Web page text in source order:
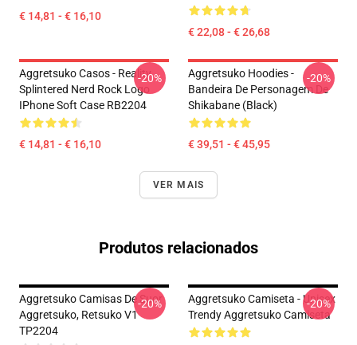
€ 14,81 - € 16,10
€ 22,08 - € 26,68
Aggretsuko Casos - Reality
Splintered Nerd Rock Logo
IPhone Soft Case RB2204
€ 14,81 - € 16,10
-20%
Aggretsuko Hoodies -
Bandeira De Personagem De
Shikabane (Black)
€ 39,51 - € 45,95
-20%
VER MAIS
Produtos relacionados
Aggretsuko Camisas De Suor
Aggretsuko, Retsuko V1
TP2204
-20%
Aggretsuko Camiseta - Unisex
Trendy Aggretsuko Camiseta
-20%